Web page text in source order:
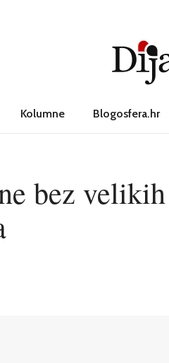
Kolumne Blogosfera.hr
bez velikih